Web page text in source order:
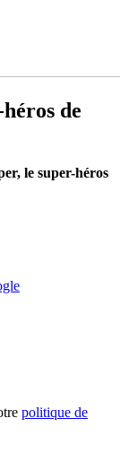
de
le super-héros
politique de